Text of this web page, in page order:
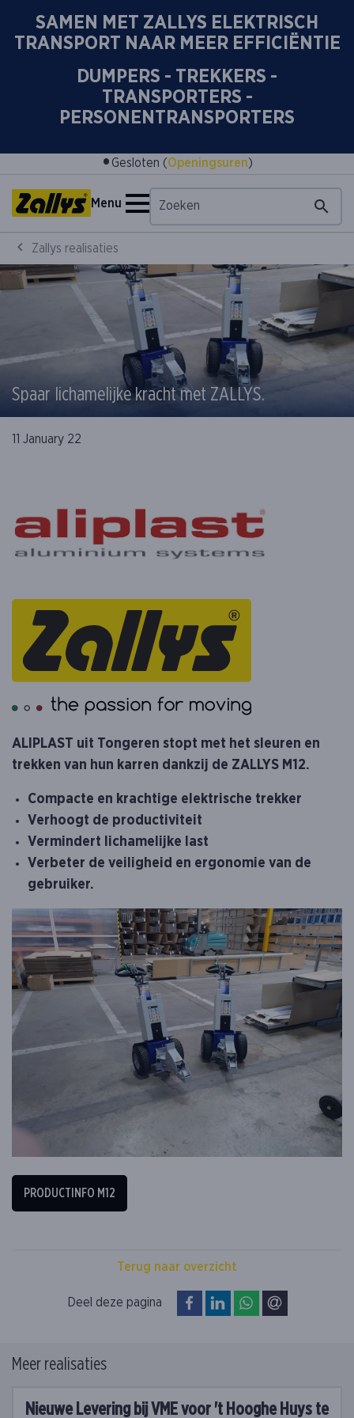
SAMEN MET ZALLYS ELEKTRISCH
TRANSPORT NAAR MEER EFFICIËNTIE
DUMPERS - TREKKERS -
TRANSPORTERS -
PERSONENTRANSPORTERS
• Gesloten (Openingsuren)
Menu
Zallys realisaties
Spaar lichamelijke kracht met ZALLYS.
11 January 22
ALIPLAST uit Tongeren stopt met het sleuren en
trekken van hun karren dankzij de ZALLYS M12.
Compacte en krachtige elektrische trekker
Verhoogt de productiviteit
Vermindert lichamelijke last
Verbeter de veiligheid en ergonomie van de
gebruiker.
PRODUCTINFO M12
Terug naar overzicht
Deel deze pagina op Facebook
op LinkedInop WhatsApp
Meer realisaties
Nieuwe Levering bij VME voor 't Hooghe Huys te